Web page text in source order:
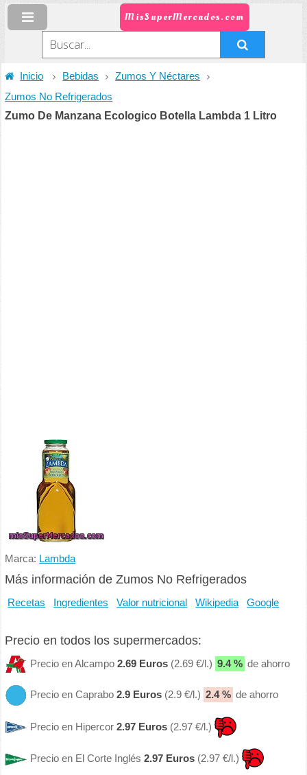
MisSuperMercados.com
Inicio Bebidas
Zumos Y Néctares
Zumos No Refrigerados
Zumo De Manzana Ecologico Botella Lambda 1 Litro
Marca: Lambda
Más información de Zumos No Refrigerados
Recetas Ingredientes Valor nutricional Wikipedia Google
Precio en todos los supermercados:
Precio en Alcampo2.69 Euros (2.69 €/l.) 9.4 % de ahorro
Precio en Caprabo2.9 Euros (2.9 €/l.) 2.4 % de ahorro
Precio en Hipercor2.97 Euros (2.97 €/l.)
Precio en El Corte Inglés2.97 Euros (2.97 €/l.)